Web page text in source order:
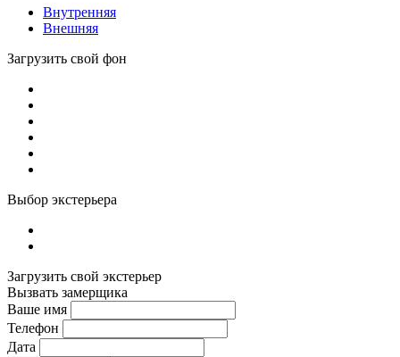
Внутренняя
Внешняя
Загрузить свой фон
Выбор экстерьера
Загрузить свой экстерьер
Вызвать замерщика
Ваше имя
Телефон
Дата